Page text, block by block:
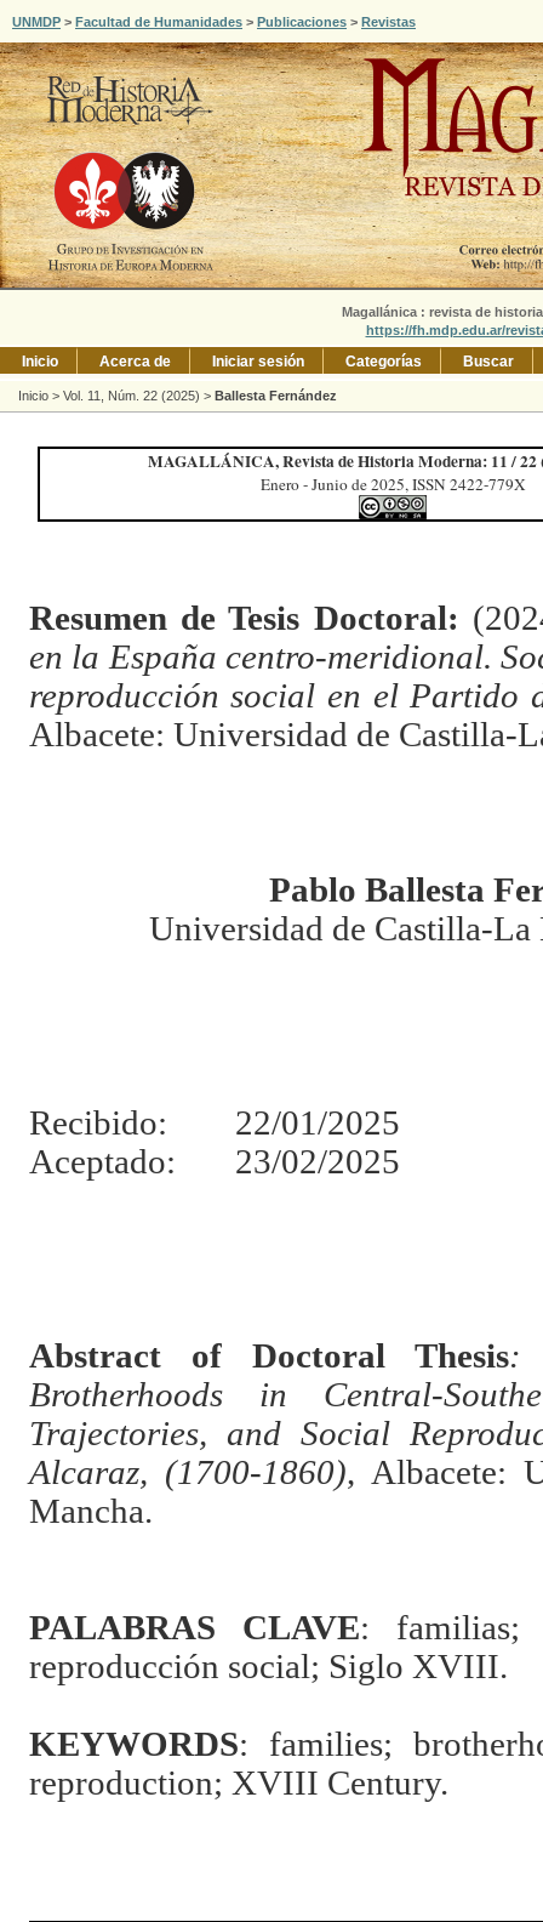
UNMDP > Facultad de Humanidades > Publicaciones > Revistas
Magallánica : revista de
https://fh.mdp.edu.ar/
Inicio Acerca de Iniciar sesión Categorías Buscar
Inicio > Vol. 11, Núm. 22 (2025) > Ballesta Fernández
MAGALLÁNICA, Revista de Historia Moderna: 11 / 22
Enero - Junio de 2025, ISSN 2422-779X
Resumen de Tesis Doctoral:
en la España centro-meridional.
reproducción social en el Partido
Albacete: Universidad de Castilla-
Pablo Ballesta
Universidad de Castilla-La
Recibido: 22/01/2025
Aceptado: 23/02/2025
Abstract of Doctoral Thesis
Brotherhoods in Central-
Trajectories, and Social
Alcaraz, (1700-1860), Albacete:
Mancha.
PALABRAS CLAVE: familias;
reproducción social; Siglo XVIII.
KEYWORDS: families;
reproduction; XVIII Century.